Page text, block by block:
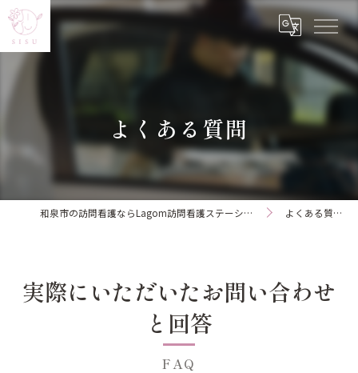
よくある質問
和泉市の訪問看護ならLagom訪問看護ステーション よくある質問
実際にいただいたお問い合わせ
と回答
FAQ